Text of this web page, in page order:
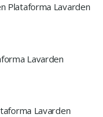
Plataforma Lavarden
Lavarden
Lavarden